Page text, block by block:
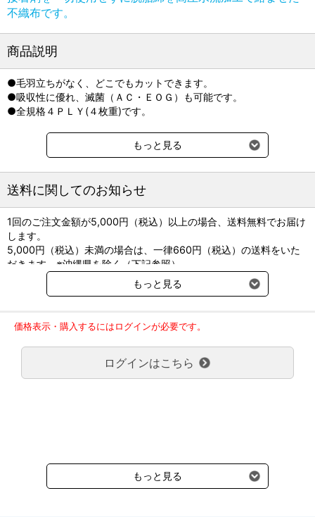
不織布です。
商品説明
●毛羽立ちがなく、どこでもカットできます。
●吸収性に優れ、滅菌（ＡＣ・ＥＯＧ）も可能です。
●全規格４ＰＬＹ(４枚重)です。
各サイズ200枚入り
もっと見る
送料に関してのお知らせ
1回のご注文金額が5,000円（税込）以上の場合、送料無料でお届け
します。
5,000円（税込）未満の場合は、一律660円（税込）の送料をいた
だきます。※沖縄県を除く（下記参照）
※2017年11月14日（火）より沖縄県へのお届けにつきましては、1
回のご注文金額（税込）が、30,000円以上で配送無料となります。
ご了承のほどよろしくお願い致します。
弊社都合でお届けが２回以上に分かれる場合の送料負担は、１回分
のみで新たな送料は発生しません。
大型商品送料が必要な商品をご注文の場合は、大型商品送料のみご
負担頂きます。
受けます。
もっと見る
価格表示・購入するにはログインが必要です。
ログインはこちら
もっと見る